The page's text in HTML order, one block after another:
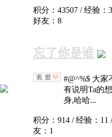
积分：43507 / 经验：
好友：8
忘了你是谁
#@^%$ 大家
有说明Ta的
身,哈哈...
积分：914 / 经验：11
友：1